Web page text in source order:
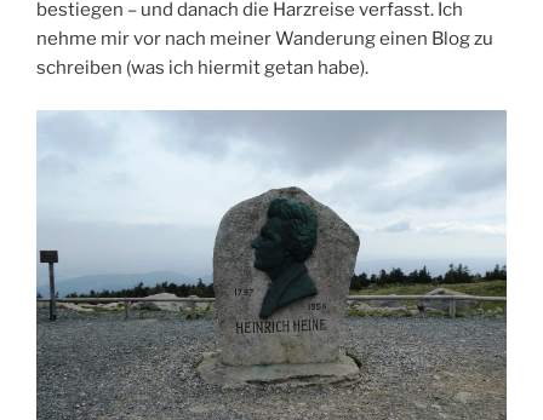
bestiegen – und danach die Harzreise verfasst. Ich
nehme mir vor nach meiner Wanderung einen Blog zu
schreiben (was ich hiermit getan habe).